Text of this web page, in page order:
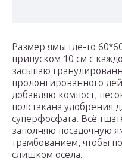
Размер ямы где-то
припуском 10 см с
засыпаю
пролонгированного
добавляю компост,
полстакана удобрения
суперфосфата. Всё
заполняю посадочную
трамбованием, чтобы
слишком осела.